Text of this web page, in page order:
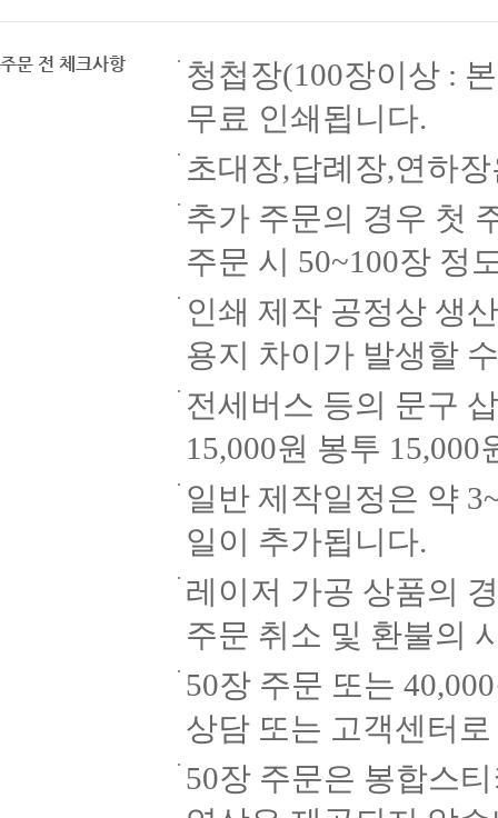
주문 전 체크사항
청첩장(100장이상 :
무료 인쇄됩니다.
초대장,답례장,연하
추가 주문의 경우 첫
주문 시 50~100장 정
인쇄 제작 공정상 생
용지 차이가 발생할
전세버스 등의 문구
15,000원 봉투
일반 제작일정은 약
일이 추가됩니다.
레이저 가공 상품의
주문 취소 및 환불의
50장 주문 또는
상담 또는 고객센터
50장 주문은 봉합스